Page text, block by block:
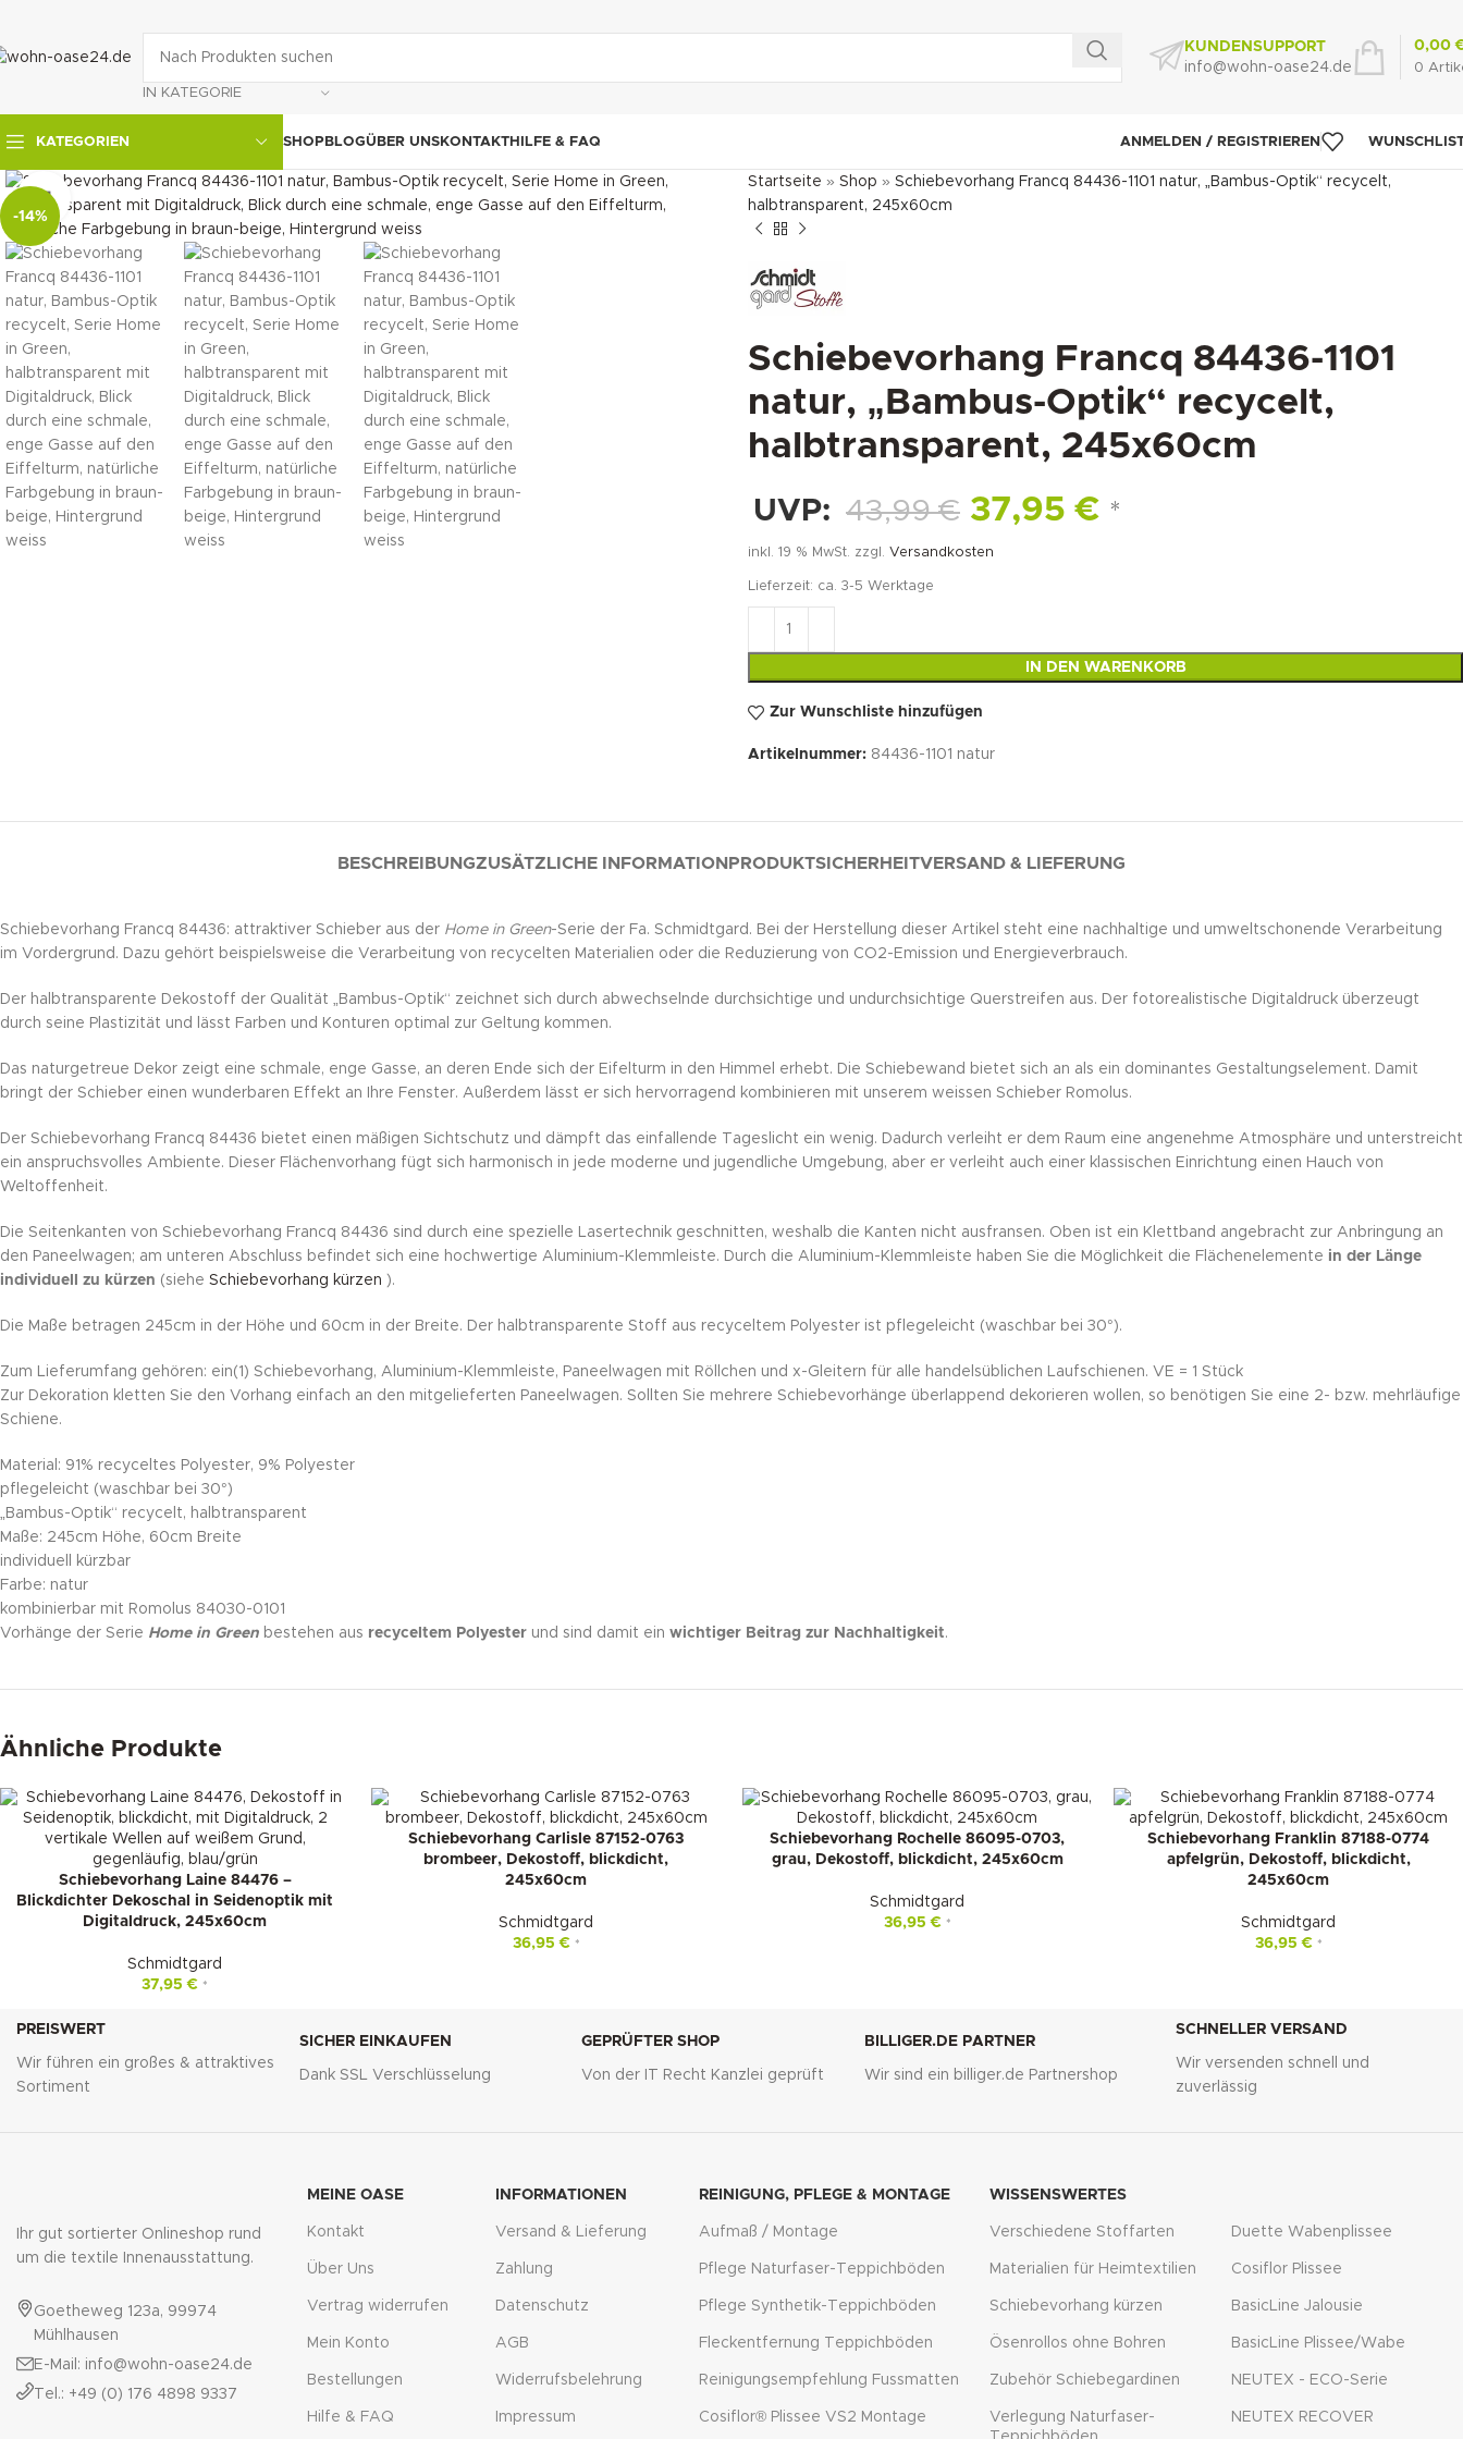
IN KATEGORIE
KUNDENSUPPORT
info@wohn-oase24.de
0
0,00
KATEGORIEN SHOPBLOGÜBER UNSKONTAKTHILFE & FAQ ANMELDEN / REGISTRIEREN
-14%
klicken um zu vergrößern
Startseite » Shop » Schiebevorhang Francq 84436-1101 natur, „Bambus-Optik“ recycelt,
halbtransparent, 245x60cm
Schiebevorhang Francq 84436-1101
natur, „Bambus-Optik“ recycelt,
halbtransparent, 245x60cm
UVP: 43,99€ 37,95€ *
inkl. 19 % MwSt. zzgl. Versandkosten
Lieferzeit: ca. 3-5 Werktage
IN DEN WARENKORB
Zur Wunschliste hinzufügen
Artikelnummer: 84436-1101 natur
BESCHREIBUNGZUSÄTZLICHE INFORMATION PRODUKTSICHERHEITVERSAND & LIEFERUNG
Schiebevorhang Francq 84436: attraktiver Schieber aus der Home in Green-Serie der Fa. Schmidtgard. Bei der Herstellung dieser Artikel steht eine nachhaltige und umweltschonende Verarbeitung
im Vordergrund. Dazu gehört beispielsweise die Verarbeitung von recycelten Materialien oder die Reduzierung von CO2-Emission und Energieverbrauch.
Der halbtransparente Dekostoff der Qualität „Bambus-Optik“ zeichnet sich durch abwechselnde durchsichtige und undurchsichtige Querstreifen aus. Der fotorealistische Digitaldruck überzeugt
durch seine Plastizität und lässt Farben und Konturen optimal zur Geltung kommen.
Das naturgetreue Dekor zeigt eine schmale, enge Gasse, an deren Ende sich der Eifelturm in den Himmel erhebt. Die Schiebewand bietet sich an als ein dominantes Gestaltungselement. Damit
bringt der Schieber einen wunderbaren Effekt an Ihre Fenster. Außerdem lässt er sich hervorragend kombinieren mit unserem weissen Schieber Romolus.
Der Schiebevorhang Francq 84436 bietet einen mäßigen Sichtschutz und dämpft das einfallende Tageslicht ein wenig. Dadurch verleiht er dem Raum eine angenehme Atmosphäre und unterstreicht
ein anspruchsvolles Ambiente. Dieser Flächenvorhang fügt sich harmonisch in jede moderne und jugendliche Umgebung, aber er verleiht auch einer klassischen Einrichtung einen Hauch von
Weltoffenheit.
Die Seitenkanten von Schiebevorhang Francq 84436 sind durch eine spezielle Lasertechnik geschnitten, weshalb die Kanten nicht ausfransen. Oben ist ein Klettband angebracht zur Anbringung an
den Paneelwagen; am unteren Abschluss befindet sich eine hochwertige Aluminium-Klemmleiste. Durch die Aluminium-Klemmleiste haben Sie die Möglichkeit die Flächenelemente in der Länge
individuell zu kürzen (siehe Schiebevorhang kürzen ).
Die Maße betragen 245cm in der Höhe und 60cm in der Breite. Der halbtransparente Stoff aus recyceltem Polyester ist pflegeleicht (waschbar bei 30°).
Zum Lieferumfang gehören: ein(1) Schiebevorhang, Aluminium-Klemmleiste, Paneelwagen mit Röllchen und x-Gleitern für alle handelsüblichen Laufschienen. VE = 1 Stück
Zur Dekoration kletten Sie den Vorhang einfach an den mitgelieferten Paneelwagen. Sollten Sie mehrere Schiebevorhänge überlappend dekorieren wollen, so benötigen Sie eine 2- bzw. mehrläufige
Schiene.
Material: 91% recyceltes Polyester, 9% Polyester
pflegeleicht (waschbar bei 30°)
„Bambus-Optik“ recycelt, halbtransparent
Maße: 245cm Höhe, 60cm Breite
individuell kürzbar
Farbe: natur
kombinierbar mit Romolus 84030-0101
Vorhänge der Serie Home in Green bestehen aus recyceltem Polyester und sind damit ein wichtiger Beitrag zur Nachhaltigkeit.
Ähnliche Produkte
Schiebevorhang Laine 84476 –
Blickdichter Dekoschal in Seidenoptik mit
Digitaldruck, 245x60cm
Schmidtgard
37,95€ *
Schiebevorhang Carlisle 87152-0763
brombeer, Dekostoff, blickdicht,
245x60cm
Schmidtgard
36,95€ *
Schiebevorhang Rochelle 86095-0703,
grau, Dekostoff, blickdicht, 245x60cm
Schmidtgard
36,95€ *
Schiebevorhang Franklin 87188-0774
apfelgrün, Dekostoff, blickdicht,
245x60cm
Schmidtgard
36,95€ *
PREISWERT
Wir führen ein großes & attraktives
Sortiment
SICHER EINKAUFEN
Dank SSL Verschlüsselung
GEPRÜFTER SHOP
Von der IT Recht Kanzlei geprüft
BILLIGER.DE PARTNER
Wir sind ein billiger.de Partnershop
SCHNELLER VERSAND
Wir versenden schnell und
zuverlässig
Ihr gut sortierter Onlineshop rund
um die textile Innenausstattung.
Goetheweg 123a, 99974
Mühlhausen
E-Mail: info@wohn-oase24.de
Tel.: +49 (0) 176 4898 9337
MEINE OASE
Kontakt
Über Uns
Vertrag widerrufen
Mein Konto
Bestellungen
Hilfe & FAQ
INFORMATIONEN
Versand & Lieferung
Zahlung
Datenschutz
AGB
Widerrufsbelehrung
Impressum
REINIGUNG, PFLEGE & MONTAGE
Aufmaß / Montage
Pflege Naturfaser-Teppichböden
Pflege Synthetik-Teppichböden
Fleckentfernung Teppichböden
Reinigungsempfehlung Fussmatten
Cosiflor® Plissee VS2 Montage
WISSENSWERTES
Verschiedene Stoffarten
Materialien für Heimtextilien
Schiebevorhang kürzen
Ösenrollos ohne Bohren
Zubehör Schiebegardinen
Verlegung Naturfaser-
Duette Wabenplissee
Cosiflor Plissee
BasicLine Jalousie
BasicLine Plissee/Wabe
NEUTEX - ECO-Serie
NEUTEX RECOVER